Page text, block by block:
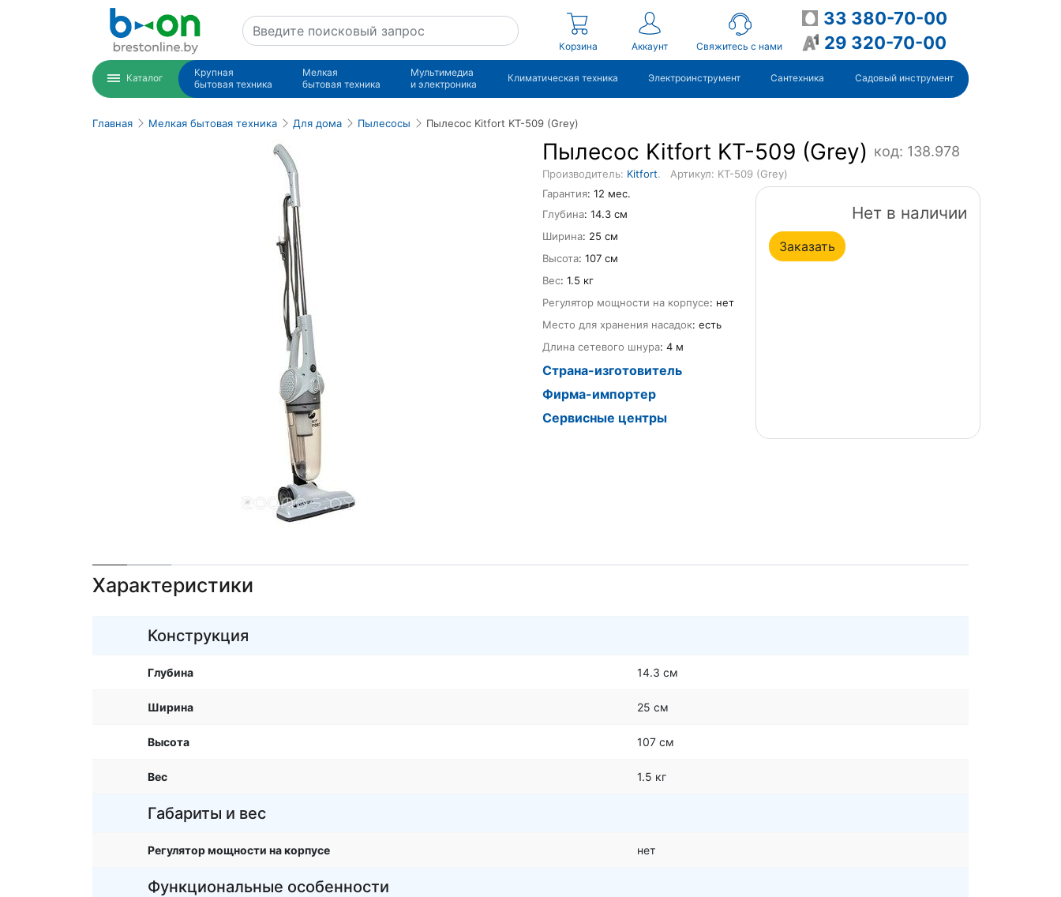
Корзина Аккаунт Свяжитесь с нами
33 380-70-00
29 320-70-00
Каталог
Крупная
бытовая техника
Мелкая
бытовая техника
Мультимедиа
и электроника
Климатическая техника Электроинструмент Сантехника Садовый инструмент
Главная Мелкая бытовая техника Для дома Пылесосы Пылесос Kitfort KT-509 (Grey)
Пылесос Kitfort KT-509 (Grey) код: 138.978
Производитель: Kitfort.
Артикул: KT-509 (Grey)
Гарантия: 12 мес.
Глубина: 14.3 см
Ширина: 25 см
Высота: 107 см
Вес: 1.5 кг
Регулятор мощности на корпусе: нет
Место для хранения насадок: есть
Длина сетевого шнура: 4 м
Страна-изготовитель
Фирма-импортер
Сервисные центры
Нет в наличии
Заказать
Характеристики
Конструкция
Глубина 14.3 см
Ширина 25 см
Высота 107 см
Вес 1.5 кг
Габариты и вес
Регулятор мощности на корпусе нет
Функциональные особенности